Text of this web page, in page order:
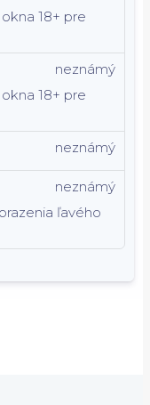
18+ pre
18+ pre
neznámý
neznámý
ľavého
neznámý